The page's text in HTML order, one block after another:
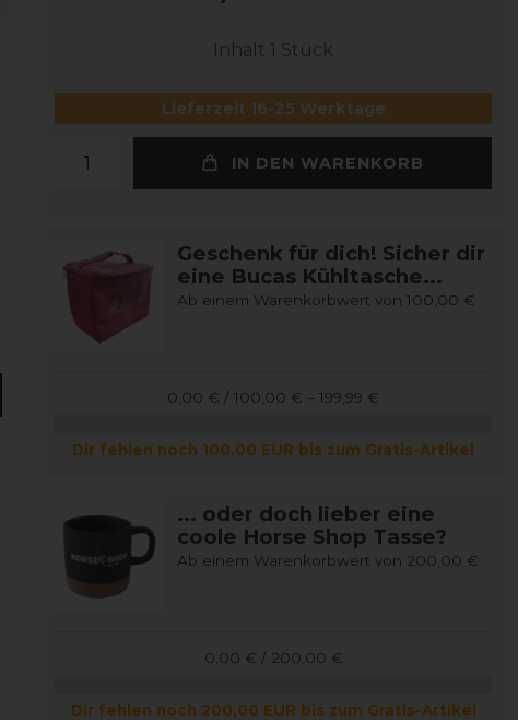
Inhalt 1 Stück
Lieferzeit 16-25 Werktage
IN DEN WARENKORB
Geschenk für dich! Sicher dir
eine Bucas Kühltasche...
Ab einem Warenkorbwert von 100,00 €
0,00 € / 100,00 € – 199,99 €
Dir fehlen noch 100,00 EUR bis zum Gratis-Artikel
... oder doch lieber eine
coole Horse Shop Tasse?
Ab einem Warenkorbwert von 200,00 €
0,00 € / 200,00 €
Dir fehlen noch 200,00 EUR bis zum Gratis-Artikel